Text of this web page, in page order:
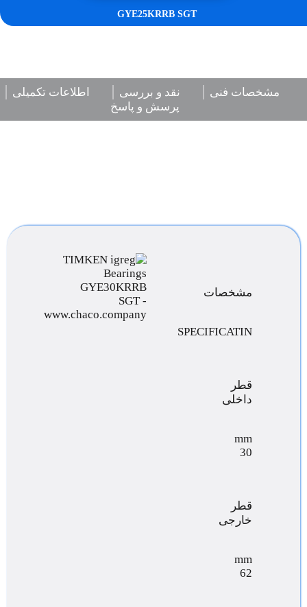
GYE25KRRB SGT
مشخصات فنی نقد و بررسی
اطلاعات تکمیلی
پرسش و پاسخ
مشخصات
SPECIFICATIN
قطر
داخلی
mm
30
قطر
خارجی
mm
62